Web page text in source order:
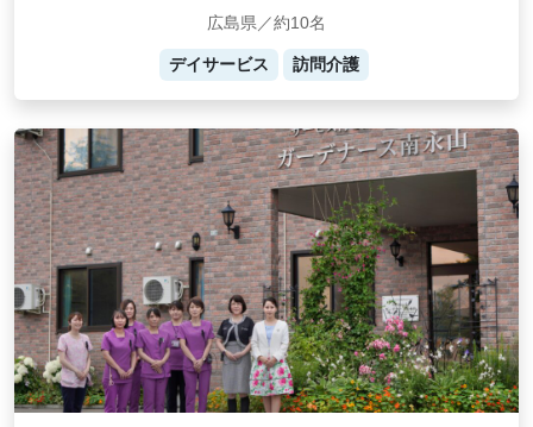
広島県／約10名
デイサービス 訪問介護